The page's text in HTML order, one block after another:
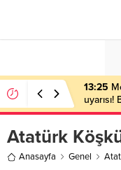
13:25
Atatürk
Anasayfa Genel